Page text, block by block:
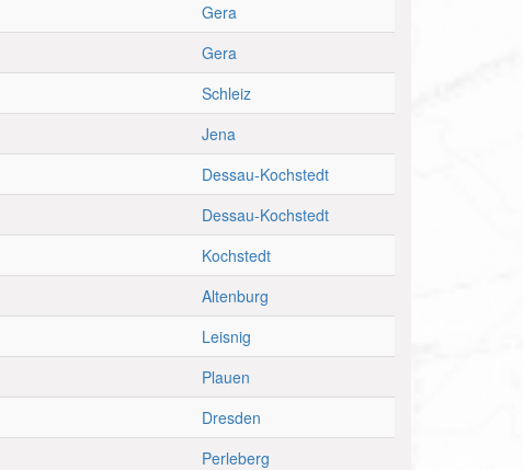
Gera
Gera
Schleiz
Jena
Dessau-Kochstedt
Dessau-Kochstedt
Kochstedt
Altenburg
Leisnig
Plauen
Dresden
Perleberg